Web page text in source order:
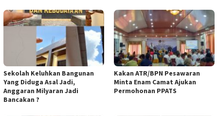
Sekolah Keluhkan Bangunan
Yang Diduga Asal Jadi,
Anggaran Milyaran Jadi
Bancakan ?
Kakan ATR/BPN Pesawaran
Minta Enam Camat Ajukan
Permohonan PPATS